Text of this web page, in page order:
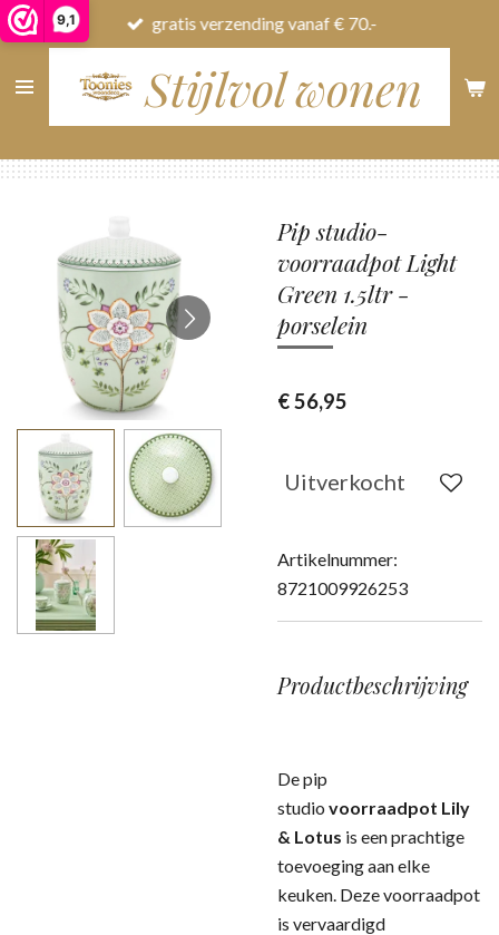
9,1
Ga
direct
naar
Stijlvol wonen
gratis verzending vanaf € 70.-
Pip studio-
voorraadpot Light
Green 1.5ltr -
porselein
€ 56,95
Uitverkocht
Artikelnummer:
8721009926253
Productbeschrijving
De pip
studio voorraadpot Lily
& Lotus is een prachtige
toevoeging aan elke
keuken. Deze voorraadpot
is vervaardigd